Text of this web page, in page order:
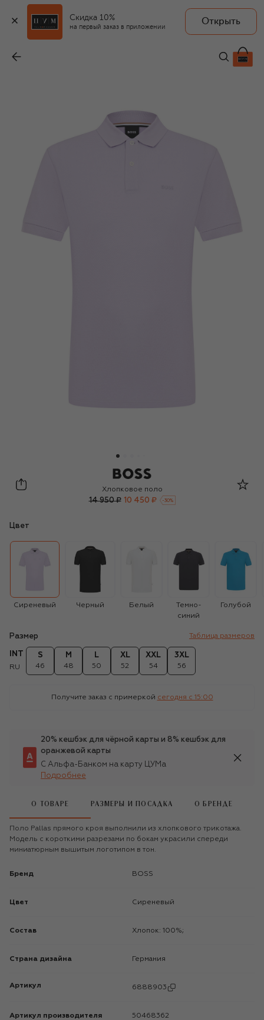
Скидка 10%
на первый заказ в приложении
Открыть
10 450 ₽
BOSS
Хлопковое поло
14 950 ₽ 10 450 ₽ -30%
Цвет
Сиреневый Черный Белый
Темно-
синий
Голубой
Размер Таблица размеров
INT
RU
S
46
M
48
L
50
XL
52
XXL
54
3XL
56
Получите заказ с примеркой сегодня c 15:00
20% кешбэк для чёрной карты и 8% кешбэк для
оранжевой карты
С Альфа-Банком на карту ЦУМа
Подробнее
О ТОВАРЕ РАЗМЕРЫ И ПОСАДКА О БРЕНДЕ
Поло Pallas прямого кроя выполнили из хлопкового трикотажа.
Модель с короткими разрезами по бокам украсили спереди
миниатюрным вышитым логотипом в тон.
Бренд BOSS
Цвет Сиреневый
Состав Хлопок: 100%;
Страна дизайна Германия
Артикул 6888903
Артикул производителя 50468362